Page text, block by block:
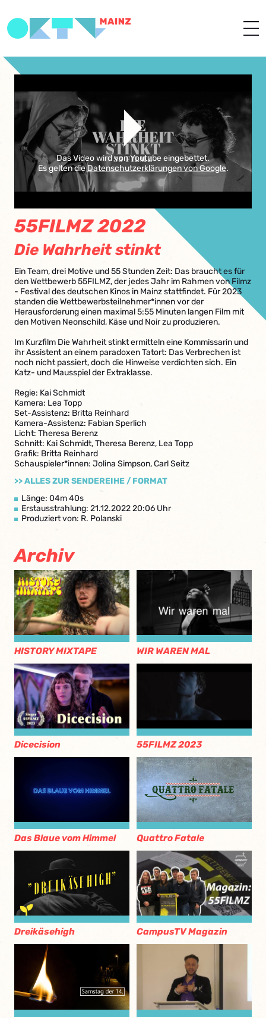
Das Video wird von Youtube eingebettet.
Es gelten dieDatenschutzerklärungen von Google.
55FILMZ 2022
Die Wahrheit stinkt
Ein Team, drei Motive und 55 Stunden Zeit: Das braucht es für
den Wettbewerb 55FILMZ, der jedes Jahr im Rahmen von Filmz
- Festival des deutschen Kinos in Mainz stattfindet. Für 2023
standen die Wettbewerbsteilnehmer*innen vor der
Herausforderung einen maximal 5:55 Minuten langen Film mit
den Motiven Neonschild, Käse und Noir zu produzieren.
Im Kurzfilm Die Wahrheit stinkt ermitteln eine Kommissarin und
ihr Assistent an einem paradoxen Tatort: Das Verbrechen ist
noch nicht passiert, doch die Hinweise verdichten sich. Ein
Katz- und Mausspiel der Extraklasse.
Regie: Kai Schmidt
Kamera: Lea Topp
Set-Assistenz: Britta Reinhard
Kamera-Assistenz: Fabian Sperlich
Licht: Theresa Berenz
Schnitt: Kai Schmidt, Theresa Berenz, Lea Topp
Grafik: Britta Reinhard
Schauspieler*innen: Jolina Simpson, Carl Seitz
>> ALLES ZUR SENDEREIHE / FORMAT
Länge: 04m 40s
Erstausstrahlung: 21.12.2022 20:06 Uhr
Produziert von: R. Polanski
Archiv
HISTORY MIXTAPE WIR WAREN MAL
Dicecision 55FILMZ 2023
Das Blaue vom Himmel Quattro Fatale
Dreikäsehigh CampusTV Magazin